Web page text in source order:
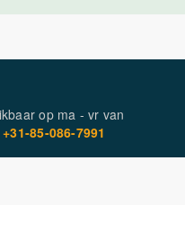
op ma - vr van
+31-85-086-7991